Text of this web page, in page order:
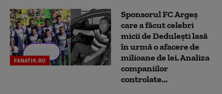
FANATIK.RO
Sponsorul FC Argeș
care a făcut celebri
micii de Dedulești lasă
în urmă o afacere de
milioane de lei. Analiza
companiilor
controlate...